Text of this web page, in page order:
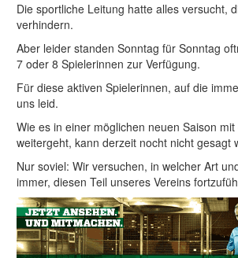
Die sportliche Leitung hatte alles versucht,
verhindern.
Aber leider standen Sonntag für Sonntag
7 oder 8 Spielerinnen zur Verfügung.
Für diese aktiven Spielerinnen, auf die
uns leid.
Wie es in einer möglichen neuen Saison
weitergeht, kann derzeit nocht nicht gesagt
Nur soviel: Wir versuchen, in welcher Art
immer, diesen Teil unseres Vereins